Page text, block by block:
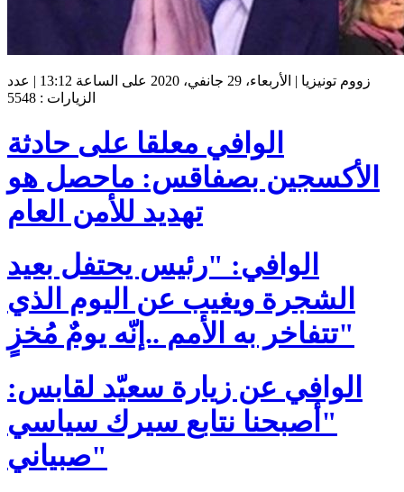
زووم تونيزيا | الأربعاء، 29 جانفي، 2020 على الساعة 13:12 | عدد
الزيارات : 5548
الوافي معلقا على حادثة
الأكسجين بصفاقس: ماحصل هو
تهديد للأمن العام
الوافي: "رئيس يحتفل بعيد
الشجرة ويغيب عن اليوم الذي
تتفاخر به الأمم ..إنّه يومٌ مُخزٍ"
الوافي عن زيارة سعيّد لقابس:
"أصبحنا نتابع سيرك سياسي
صبياني"